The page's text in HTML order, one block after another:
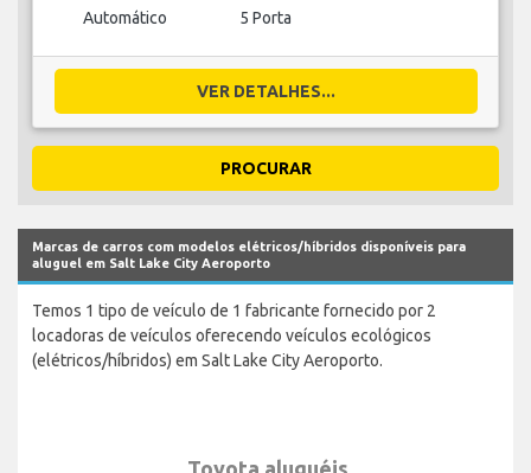
Automático 5 Porta
VER DETALHES...
PROCURAR
Marcas de carros com modelos elétricos/híbridos disponíveis para
aluguel em Salt Lake City Aeroporto
Temos 1 tipo de veículo de 1 fabricante fornecido por 2
locadoras de veículos oferecendo veículos ecológicos
(elétricos/híbridos) em Salt Lake City Aeroporto.